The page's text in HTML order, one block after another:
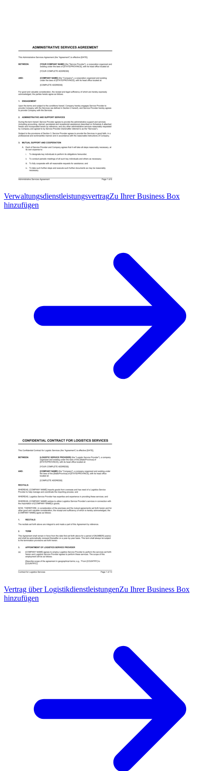
VerwaltungsdienstleistungsvertragZu Ihrer Business Box
hinzufügen
Vertrag über LogistikdienstleistungenZu Ihrer Business Box
hinzufügen